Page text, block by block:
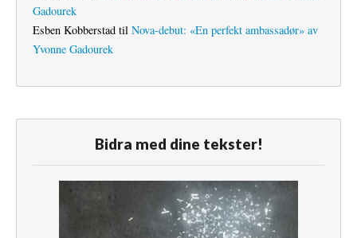
Gadourek
Esben Kobberstad til Nova-debut: «En perfekt ambassadør» av
Yvonne Gadourek
Bidra med dine tekster!